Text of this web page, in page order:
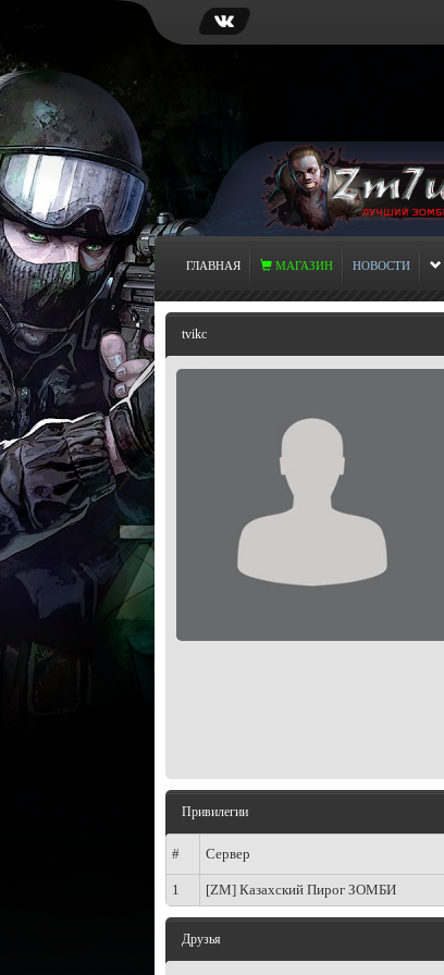
ГЛАВНАЯ МАГАЗИН НОВОСТИ
tvikc
Привилегии
# Сервер
1 [ZM] Казахский Пирог ЗОМБИ
Друзья